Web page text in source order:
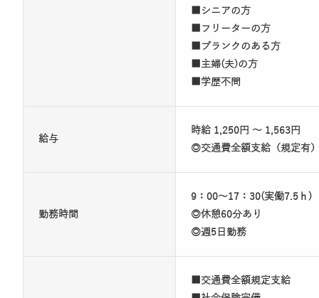
■シニアの方
■フリーターの方
■ブランクのある方
■主婦(夫)の方
■学歴不問
給与
時給 1,250円 ～ 1,563円
◎交通費全額支給（規定有
勤務時間
9：00～17：30(実働7.5ｈ)
◎休憩60分あり
◎週5日勤務
■交通費全額規定支給